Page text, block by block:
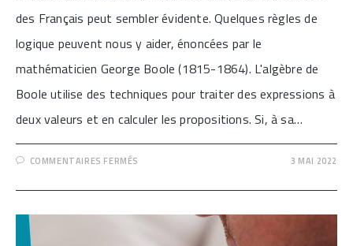
des Français peut sembler évidente. Quelques règles de
logique peuvent nous y aider, énoncées par le
mathématicien George Boole (1815-1864). L'algèbre de
Boole utilise des techniques pour traiter des expressions à
deux valeurs et en calculer les propositions. Si, à sa…
COMMENTAIRES FERMÉS
DOIT
SON
3 MAI 2022